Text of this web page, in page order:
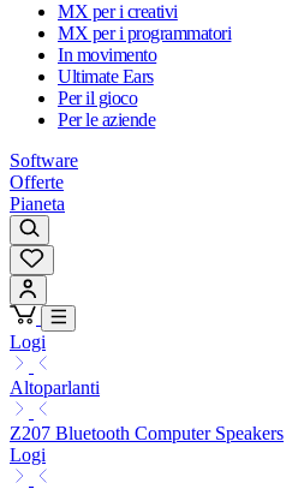
MX per i creativi
MX per i programmatori
In movimento
Ultimate Ears
Per il gioco
Per le aziende
Software
Offerte
Pianeta
Logi
Altoparlanti
Z207 Bluetooth Computer Speakers
Logi